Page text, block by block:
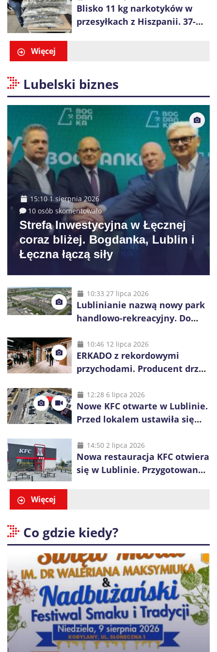
największych składowisk w
Europie
Blisko 11 kg narkotyków w
przesyłkach z Hiszpanii. 37-
Więcej
Lubelski biznes
15:10 1 sierpnia 2026
10 osób skomentowało
Strefa Inwestycyjna w Łęcznej
coraz bliżej. Bogdanka, Lublin i
Łęczna łączą siły
10:33 27 lipca 2026
Lublinianie nazwą nowy park
handlowo-rekreacyjny. Do
10:46 12 lipca 2026
ERKADO z rekordowymi
przychodami. Producent drzwi
inwestycje
12:28 6 lipca 2026
Nowe KFC otwarte w Lublinie.
Przed lokalem ustawiła się
14:50 2 lipca 2026
Nowa restauracja KFC otwiera
się w Lublinie. Przygotowano
Więcej
Co gdzie kiedy?